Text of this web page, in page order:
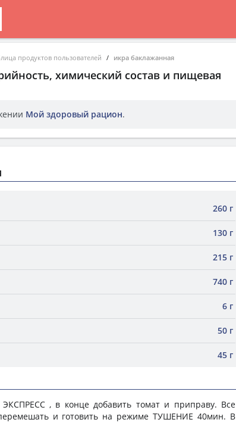
продуктов пользователей икра баклажанная
химический состав и пищевая
Мой здоровый рацион.
260 г
130 г
215 г
740 г
6 г
50 г
45 г
, в конце добавить томат и приправу. Все
и готовить на режиме ТУШЕНИЕ 40мин. В